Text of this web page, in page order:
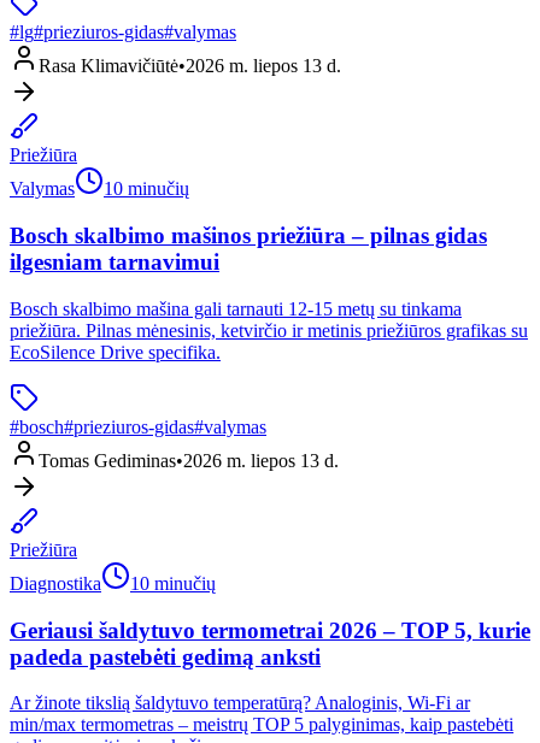
#lg#prieziuros-gidas#valymas
Rasa Klimavičiūtė•2026 m. liepos 13 d.
Priežiūra
Valymas
10 minučių
Bosch skalbimo mašinos priežiūra – pilnas gidas
ilgesniam tarnavimui
Bosch skalbimo mašina gali tarnauti 12-15 metų su tinkama
priežiūra. Pilnas mėnesinis, ketvirčio ir metinis priežiūros grafikas su
EcoSilence Drive specifika.
#bosch#prieziuros-gidas#valymas
Tomas Gediminas•2026 m. liepos 13 d.
Priežiūra
Diagnostika
10 minučių
Geriausi šaldytuvo termometrai 2026 – TOP 5, kurie
padeda pastebėti gedimą anksti
Ar žinote tikslią šaldytuvo temperatūrą? Analoginis, Wi-Fi ar
min/max termometras – meistrų TOP 5 palyginimas, kaip pastebėti